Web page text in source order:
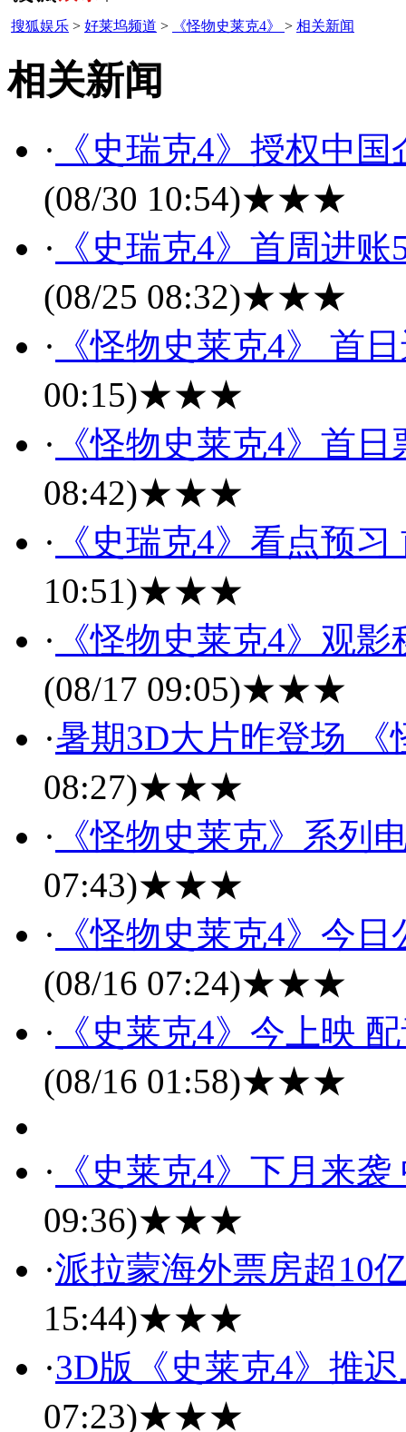
搜狐娱乐 > 好莱坞频道 > 《怪物史莱克4》 > 相关新闻
相关新闻
· 《史瑞克4》授权中
(08/30 10:54)★★★
· 《史瑞克4》首周进
(08/25 08:32)★★★
· 《怪物史莱克4》 首
00:15)★★★
· 《怪物史莱克4》首
08:42)★★★
· 《史瑞克4》看点预
10:51)★★★
· 《怪物史莱克4》观
(08/17 09:05)★★★
·暑期3D大片昨登场
08:27)★★★
· 《怪物史莱克》系列
07:43)★★★
· 《怪物史莱克4》今
(08/16 07:24)★★★
· 《史莱克4》今上映
(08/16 01:58)★★★
· 《史莱克4》下月来
09:36)★★★
·派拉蒙海外票房超10
15:44)★★★
·3D版《史莱克4》推
07:23)★★★